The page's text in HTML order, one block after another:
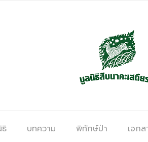
บทความ พิทักษ์ป่า เอก